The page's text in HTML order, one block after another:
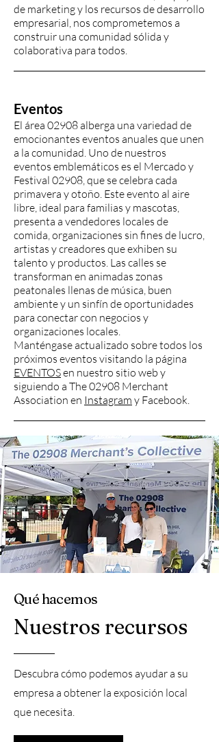
de marketing y los recursos de desarrollo
empresarial, nos comprometemos a
construir una comunidad sólida y
colaborativa para todos.
Eventos
El área 02908 alberga una variedad de
emocionantes eventos anuales que unen
a la comunidad. Uno de nuestros
eventos emblemáticos es el Mercado y
Festival 02908, que se celebra cada
primavera y otoño. Este evento al aire
libre, ideal para familias y mascotas,
presenta a vendedores locales de
comida, organizaciones sin fines de lucro,
artistas y creadores que exhiben su
talento y productos. Las calles se
transforman en animadas zonas
peatonales llenas de música, buen
ambiente y un sinfín de oportunidades
para conectar con negocios y
organizaciones locales.
Manténgase actualizado sobre todos los
próximos eventos visitando la página
EVENTOSen nuestro sitio web y
siguiendo a The 02908 Merchant
Association en Instagram y Facebook.
Qué hacemos
Nuestros recursos
Descubra cómo podemos ayudar a su
empresa a obtener la exposición local
que necesita.